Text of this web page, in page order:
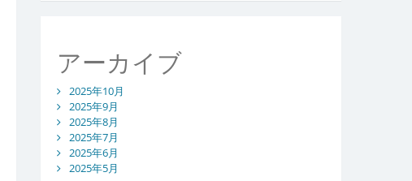
アーカイブ
2025年10月
2025年9月
2025年8月
2025年7月
2025年6月
2025年5月